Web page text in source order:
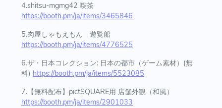
4.shitsu-mgmg42 喫茶
https://booth.pm/ja/items/3465846
5.肉屋しゃもえもん 遊覧船
https://booth.pm/ja/items/4776525
6.ザ・日本コレクション: 日本の都市（ゲーム素材）(無
料) https://booth.pm/ja/items/5523085
7.【無料配布】pictSQUARE用 店舗外観（和風）
https://booth.pm/ja/items/2901033